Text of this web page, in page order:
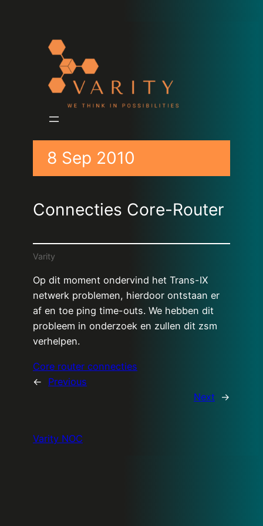
8 Sep 2010
Connecties Core-Router
Varity
Op dit moment ondervind het Trans-IX
netwerk problemen, hierdoor ontstaan er
af en toe ping time-outs. We hebben dit
probleem in onderzoek en zullen dit zsm
verhelpen.
Core router connecties
←
Previous
Next
→
Varity NOC